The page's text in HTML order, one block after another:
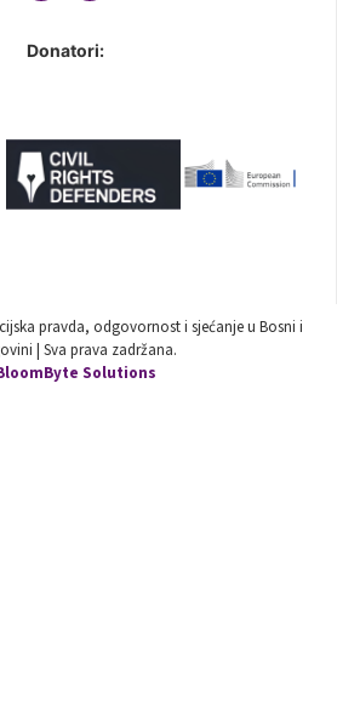
Donatori:
pravda, odgovornost i sjećanje u Bosni i
| Sva prava zadržana.
Solutions